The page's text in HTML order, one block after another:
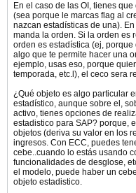
En el caso de las OI, tienes
(sea porque le marcas flag al
nazcan estadísticas de una).
manda la orden. Si la orden es
orden es estadística (ej,
algo que te permite hacer una
ejemplo, usas eso, porque
temporada, etc.l), el ceco sera
¿Qué objeto es algo particular
estadístico, aunque sobre el,
activo, tienes opciones de
estadistico para SAP? porque,
objetos (deriva su valor en los
ingresos. Con ECC, puedes
cebe..cuando lo estás usando
funcionalidades de desglose,
el modelo, puede haber un
objeto estadistico.